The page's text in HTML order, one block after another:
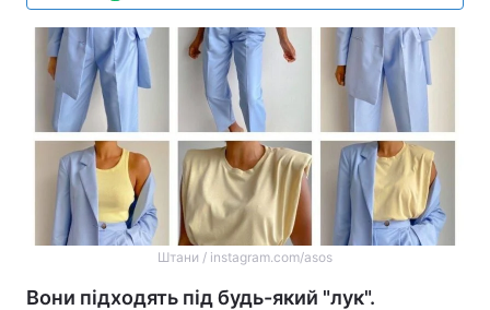
Штани / instagram.com/asos
Вони підходять під будь-який "лук".